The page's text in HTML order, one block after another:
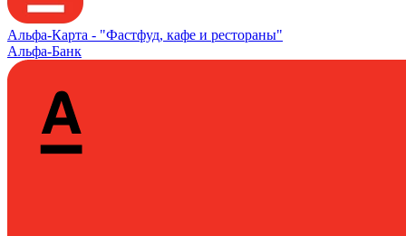
Альфа‑Карта - "Фастфуд, кафе и рестораны"
Альфа-Банк